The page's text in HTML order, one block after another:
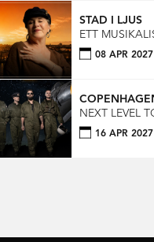
STAD I LJUS
ETT
08 APR 2027
NEXT LEVEL
16 APR 2027